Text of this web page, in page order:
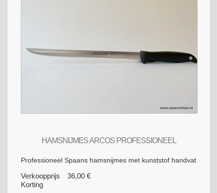
HAMSNIJMES ARCOS PROFESSIONEEL
Professioneel Spaans hamsnijmes met kunststof handvat
Verkoopprijs
36,00 €
Korting